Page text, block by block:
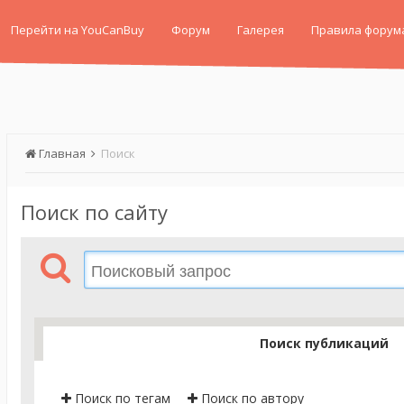
Перейти на YouCanBuy Форум Галерея Правила
Главная Поиск
Поиск по сайту
Поиск публикаций
Поиск по тегам Поиск по автору